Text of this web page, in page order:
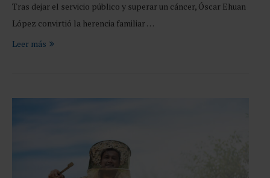
Tras dejar el servicio público y superar un cáncer, Óscar Ehuan
López convirtió la herencia familiar …
Leer más